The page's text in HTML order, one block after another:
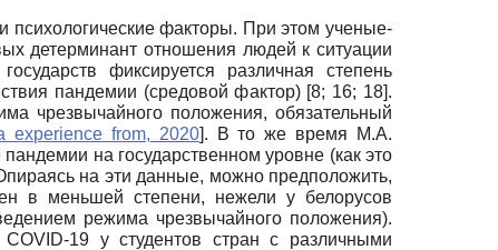
психологические факторы. При этом ученые-
детерминант отношения людей к ситуации
фиксируется различная степень
пандемии (средовой фактор) [8; 16; 18].
чрезвычайного положения, обязательный
experience from, 2020]. В то же время М.А.
на государственном уровне (как это
на эти данные, можно предположить,
в меньшей степени, нежели у белорусов
режима чрезвычайного положения).
19 у студентов стран с различными